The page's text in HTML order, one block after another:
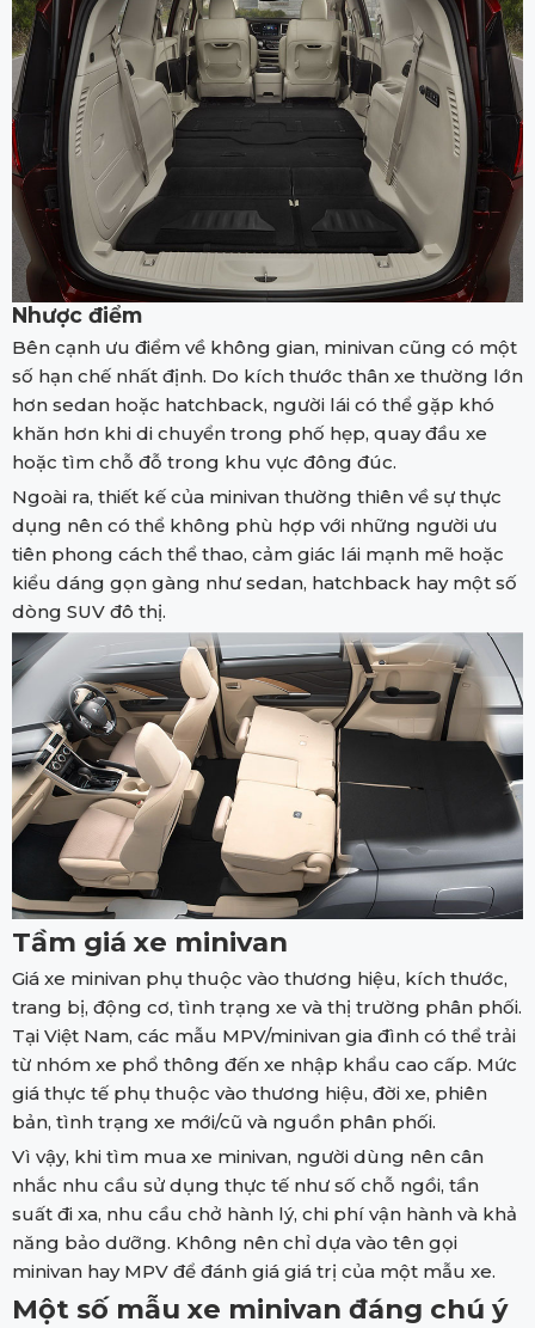
Nhược điểm
Bên cạnh ưu điểm về không gian, minivan cũng có một
số hạn chế nhất định. Do kích thước thân xe thường lớn
hơn sedan hoặc hatchback, người lái có thể gặp khó
khăn hơn khi di chuyển trong phố hẹp, quay đầu xe
hoặc tìm chỗ đỗ trong khu vực đông đúc.
Ngoài ra, thiết kế của minivan thường thiên về sự thực
dụng nên có thể không phù hợp với những người ưu
tiên phong cách thể thao, cảm giác lái mạnh mẽ hoặc
kiểu dáng gọn gàng như sedan, hatchback hay một số
dòng SUV đô thị.
Tầm giá xe minivan
Giá xe minivan phụ thuộc vào thương hiệu, kích thước,
trang bị, động cơ, tình trạng xe và thị trường phân phối.
Tại Việt Nam, các mẫu MPV/minivan gia đình có thể trải
từ nhóm xe phổ thông đến xe nhập khẩu cao cấp. Mức
giá thực tế phụ thuộc vào thương hiệu, đời xe, phiên
bản, tình trạng xe mới/cũ và nguồn phân phối.
Vì vậy, khi tìm mua xe minivan, người dùng nên cân
nhắc nhu cầu sử dụng thực tế như số chỗ ngồi, tần
suất đi xa, nhu cầu chở hành lý, chi phí vận hành và khả
năng bảo dưỡng. Không nên chỉ dựa vào tên gọi
minivan hay MPV để đánh giá giá trị của một mẫu xe.
Một số mẫu xe minivan đáng chú ý